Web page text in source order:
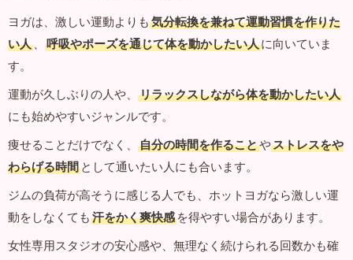
ヨガは、激しい運動よりも 気分転換を兼ねて運動習慣を作りた
い人 、 呼吸やポーズを通じて体を動かしたい人に向いていま
す。
運動が久しぶりの人や、
リラックスしながら体を動かしたい人
にも始めやすいジャンルです。
痩せることだけでなく、
自分の時間を作ることやストレスをや
わらげる時間 として通いたい人にも合います。
ジムの負荷が高そうに感じる人でも、ホットヨガなら激しい運
動をしなくても 汗をかく爽快感 を得やすい場合があります。
女性専用スタジオの安心感や、無理なく続けられる回数かも確